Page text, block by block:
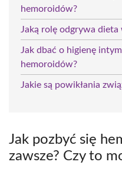
hemoroidów?
Jaką rolę odgrywa
Jak dbać o higienę
hemoroidów?
Jakie są powikłania
Jak pozbyć się
zawsze? Czy to